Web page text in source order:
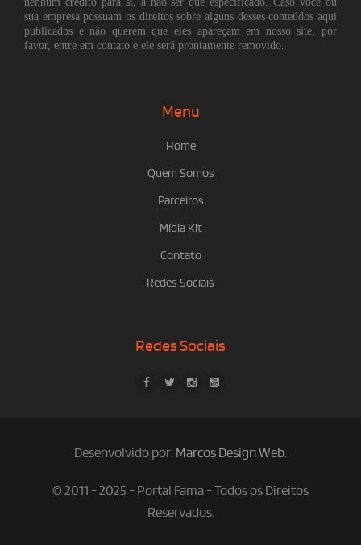
sua empresa possuam os direitos sobre alguns desses conteúdos aqui
publicados e não querem que eles apareçam em nosso site, por
favor, entre em contato e ele será prontamente removido.
Menu
Home
Quem Somos
Parceiros
Mídia Kit
Contato
Redes Sociais
Redes Sociais
Desenvolvido por: Marcos Design Web.
© 2011 - 2025 - Portal Fama - Todos os Direitos
Reservados.